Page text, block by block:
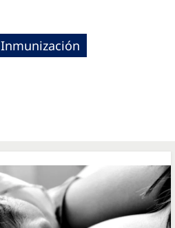
Inmunización